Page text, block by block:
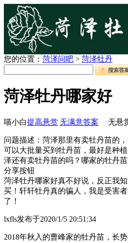
您的位置： 菏泽问吧 > 菏泽牡丹
菏泽牡丹哪家好
喵小白提高悬赏 无满意答案 无悬
问题描述：菏泽那里有卖牡丹苗的
可以大批量买到牡丹苗，最好是种
泽还有卖牡丹苗的吗？哪家的牡丹苗
分享按钮
菏泽牡丹哪家好真不好说，反正我
买！轩轩牡丹真的骗人，我是受害
了！
lxfls发布于2020/1/5 20:51:34
2018年秋入的曹峰家的牡丹苗，长